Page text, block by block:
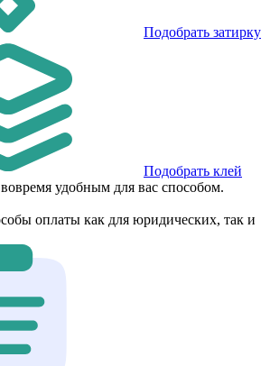
Подобрать затирку
Подобрать клей
удобным для вас способом.
оплаты как для юридических, так и